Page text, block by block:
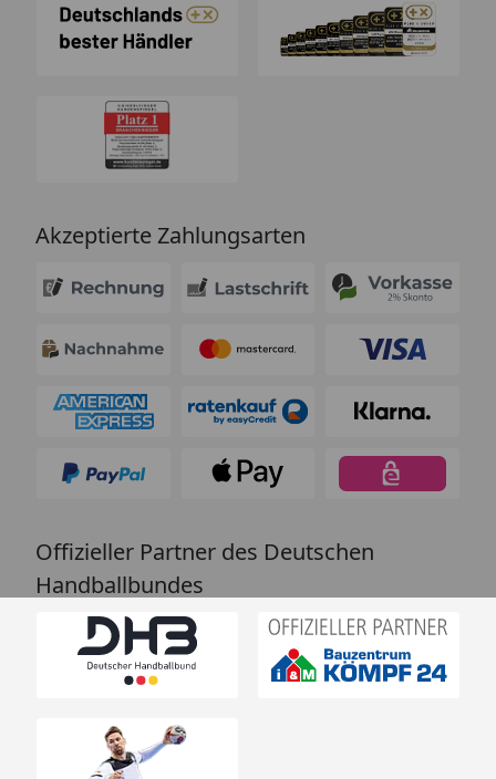
Akzeptierte Zahlungsarten
Offizieller Partner des Deutschen
Handballbundes